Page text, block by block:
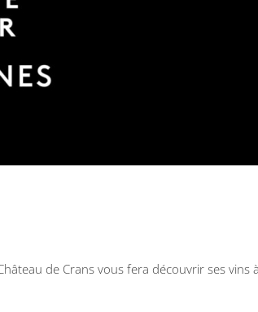
de Crans vous fera découvrir ses vins